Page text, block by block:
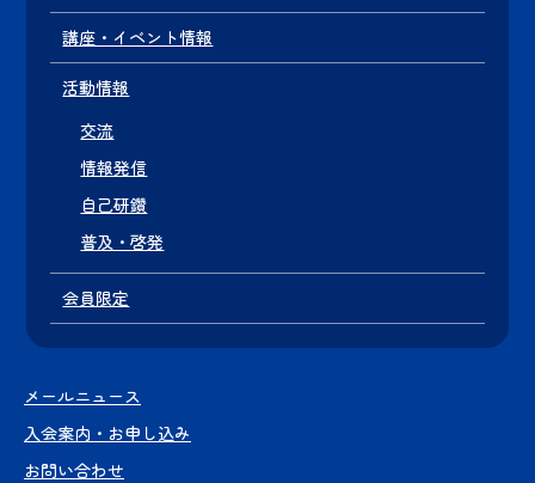
講座・イベント情報
活動情報
交流
情報発信
自己研鑽
普及・啓発
会員限定
メールニュース
入会案内・お申し込み
お問い合わせ